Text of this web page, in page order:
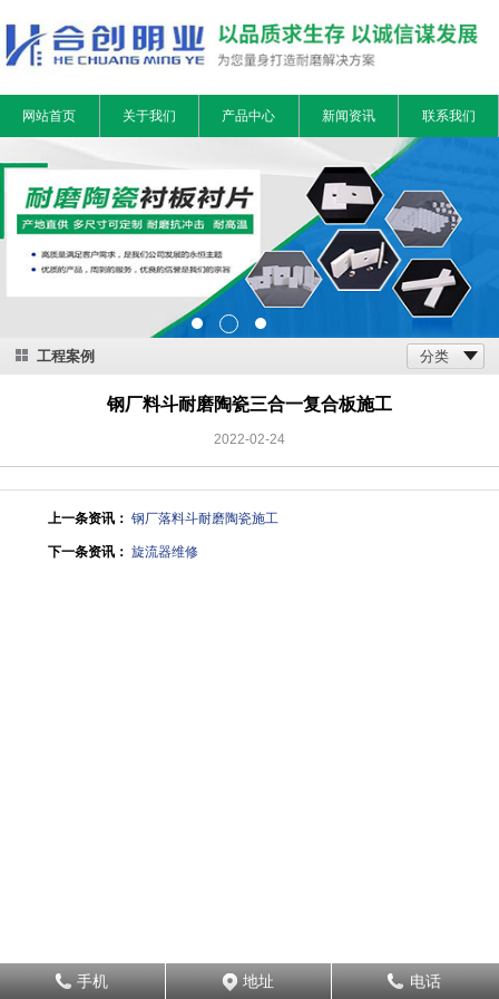
网站首页 关于我们 产品中心 新闻资讯 联系我们
工程案例 分类
钢厂料斗耐磨陶瓷三合一复合板施工
2022-02-24
上一条资讯： 钢厂落料斗耐磨陶瓷施工
下一条资讯： 旋流器维修
手机 地址 电话